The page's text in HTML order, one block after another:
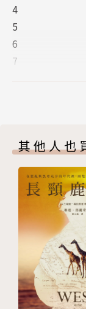
透過《寫 ‧小
相遇。找到只屬
#成長 ＃獨一無
也會是世界上
對小王子說的
「就像花。如
你只要望著天
花。」---這是
讀小王子，寫
文學經典。
4
5
6
7
12
13
16
17
19
20
21
其他人也